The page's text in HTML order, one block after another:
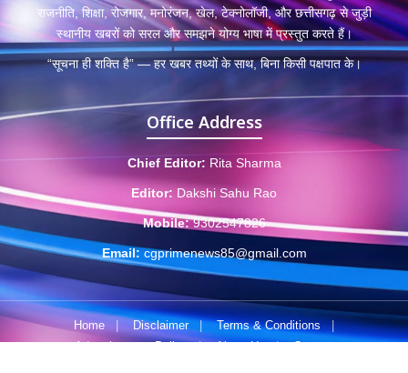
राजनीति, शिक्षा, रोजगार, मनोरंजन, खेल, टेक्नोलॉजी, और छत्तीसगढ़ से जुड़ी
स्थानीय खबरों को सरल और समझने योग्य भाषा में प्रस्तुत करते हैं।
“सूचना ही शक्ति है” — हर खबर तथ्यों के साथ, बिना किसी पक्षपात के।
Office Address
Chief Editor: Rita Sharma
Editor: Dakshi Sahu Rao
Mobile: 9302547826
Email: cgprimenews85@gmail.com
Home Disclaimer Terms & Conditions
|
Advertisement Policy
| About Us |
Contact